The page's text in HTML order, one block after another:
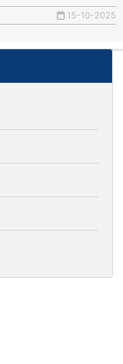
15-10-2025